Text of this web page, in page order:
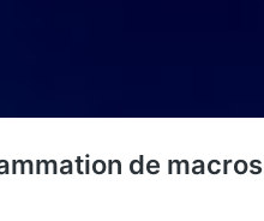
de macros